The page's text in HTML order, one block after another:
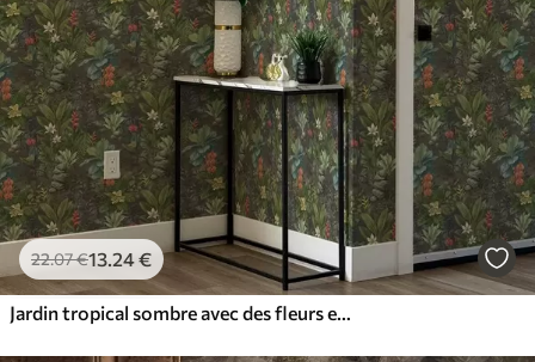
22.07€13.24€
Jardin tropical sombre avec des fleurs et un feuillage éclatants